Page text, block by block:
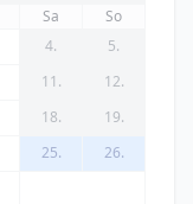
Sa
So
4.
5.
11.
12.
18.
19.
25.
26.